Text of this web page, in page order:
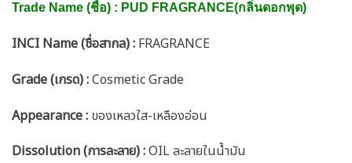
Trade Name (ชื่อ) : PUD FRAGRANCE(กลิ่นดอกพุด)
INCI Name (ชื่อสากล) : FRAGRANCE
Grade (เกรด) :Cosmetic Grade
Appearance : ของเหลวใส-เหลืองอ่อน
Dissolution (การละลาย) :OIL ละลายในน้ำมัน